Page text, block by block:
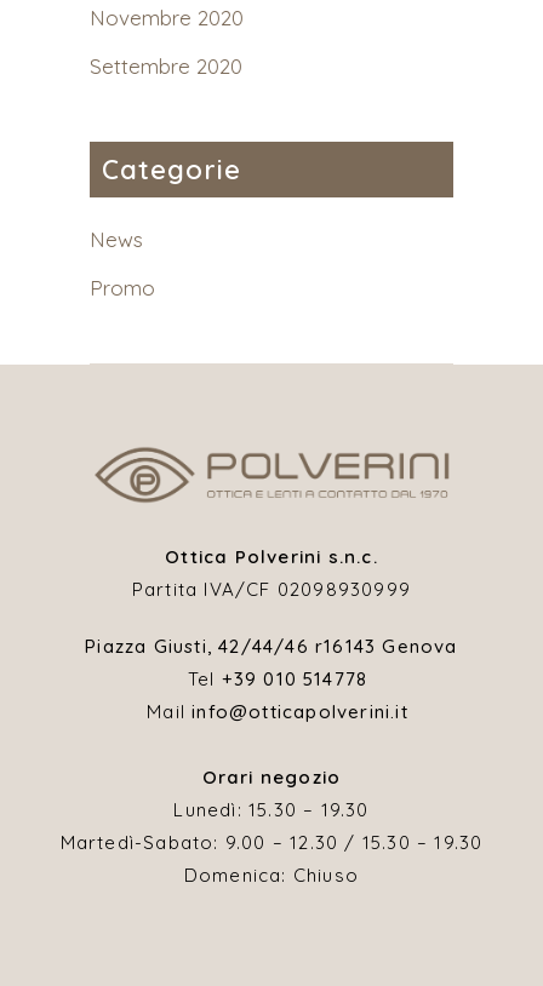
Novembre 2020
Settembre 2020
Categorie
News
Promo
Ottica Polverini s.n.c.
Partita IVA/CF 02098930999
Piazza Giusti, 42/44/46 r16143 Genova
Tel +39 010 514778
Mailinfo@otticapolverini.it
Orari negozio
Lunedì: 15.30 – 19.30
Martedì-Sabato: 9.00 – 12.30 / 15.30 – 19.30
Domenica: Chiuso